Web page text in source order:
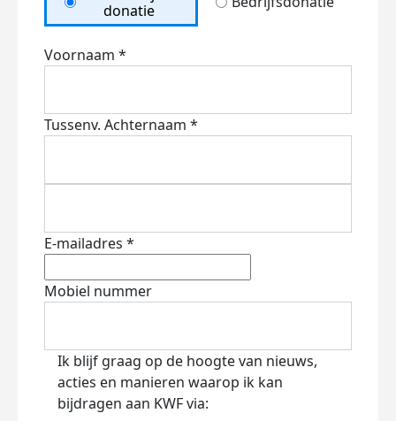
donatie
Voornaam *
Tussenv. Achternaam *
E-mailadres *
Mobiel nummer
Ik blijf graag op de hoogte van nieuws,
acties en manieren waarop ik kan
bijdragen aan KWF via: